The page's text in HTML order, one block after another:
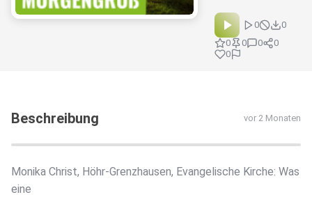
0
0
0
0 0
0
0
Beschreibung vor 2 Monaten
Monika Christ, Höhr-Grenzhausen, Evangelische Kirche: Was
eine